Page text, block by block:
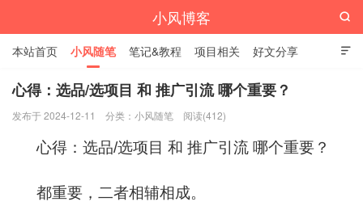
小风博客

本站首页 小风随笔 笔记&教程 项目相关 好文分享
栏目汇总

心得：选品/选项目 和 推广引流 哪个重要？
发布于 2024-12-11 分类： 小风随笔 阅读(412)
心得：选品/选项目 和 推广引流 哪个重要？
都重要，二者相辅相成。